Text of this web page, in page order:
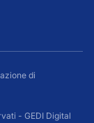
di
- GEDI Digital